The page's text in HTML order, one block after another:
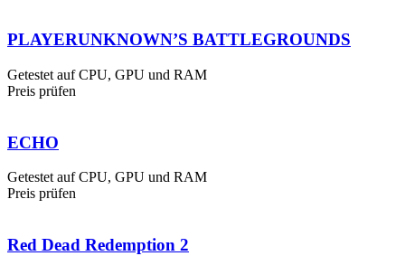
PLAYERUNKNOWN’S BATTLEGROUNDS
Getestet auf CPU, GPU und RAM
Preis prüfen
ECHO
Getestet auf CPU, GPU und RAM
Preis prüfen
Red Dead Redemption 2